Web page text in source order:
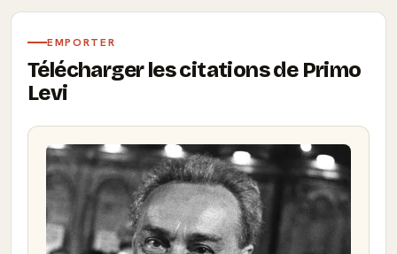
EMPORTER
Télécharger les citations de Primo
Levi